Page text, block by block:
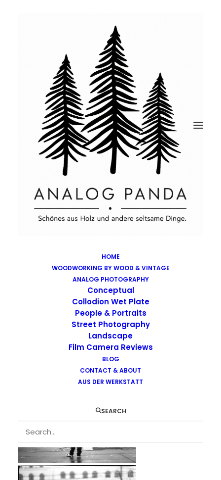
HOME
WOODWORKING BY WOOD & VINTAGE
ANALOG PHOTOGRAPHY
Conceptual
Collodion Wet Plate
People & Portraits
Street Photography
Landscape
Film Camera Reviews
BLOG
CONTACT & ABOUT
AUS DER WERKSTATT
SEARCH
Images tagged "kalushskaya"
Images tagged "kalushskaya"